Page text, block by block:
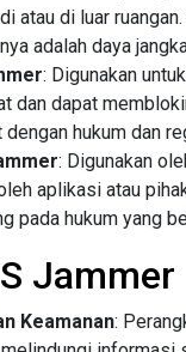
atau di luar
adalah daya
: Digunakan
dan dapat
hukum dan
: Digunakan
aplikasi atau
pada hukum yang
Jammer
Keamanan: